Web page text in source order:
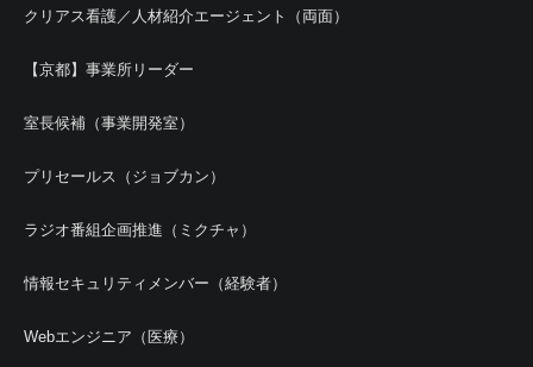
クリアス看護／人材紹介エージェント（両面）
【京都】事業所リーダー
室長候補（事業開発室）
プリセールス（ジョブカン）
ラジオ番組企画推進（ミクチャ）
情報セキュリティメンバー（経験者）
Webエンジニア（医療）